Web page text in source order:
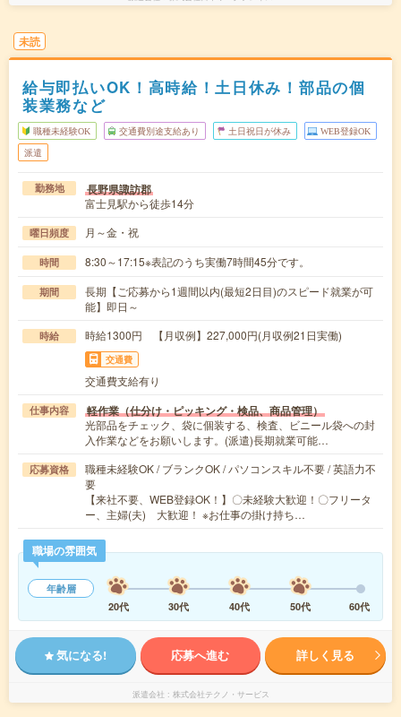
未読
給与即払いOK！高時給！土日休み！部品の個
装業務など
職種未経験OK 交通費別途支給あり 土日祝日が休み WEB登録OK
派遣
勤務地 長野県諏訪郡
富士見駅から徒歩14分
曜日頻度 月～金・祝
時間 8:30～17:15※表記のうち実働7時間45分です。
期間
長期【ご応募から1週間以内(最短2日目)のスピード就業が可
能】即日～
時給 時給1300円 【月収例】227,000円(月収例21日実働)
交通費
交通費支給有り
仕事内容 軽作業（仕分け・ピッキング・検品、商品管理）
光部品をチェック、袋に個装する、検査、ビニール袋への封
入作業などをお願いします。(派遣)長期就業可能…
応募資格
職種未経験OK / ブランクOK / パソコンスキル不要 / 英語力不
要
【来社不要、WEB登録OK！】〇未経験大歓迎！〇フリータ
ー、主婦(夫) 大歓迎！ ※お仕事の掛け持ち…
職場の雰囲気
年齢層
20代
30代 40代 50代 60代
気になる! 応募へ進む 詳しく見る
派遣会社 株式会社テクノ・サービス